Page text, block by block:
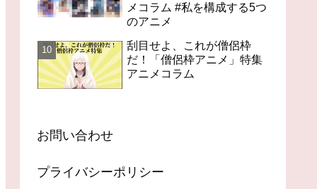
メコラム #私を構成する5つ
のアニメ
刮目せよ、これが僧侶枠
だ！「僧侶枠アニメ」特集
アニメコラム
お問い合わせ
プライバシーポリシー